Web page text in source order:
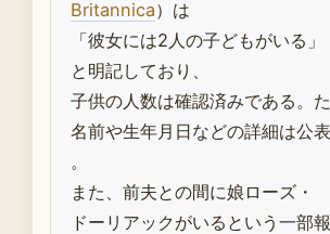
Britannica）は
「彼女には2人の子どもがいる」
と明記しており、
子供の人数は確認済みである。た
名前や生年月日などの詳細は公
。
また、前夫との間に娘ローズ・
ドーリアックがいるという一部